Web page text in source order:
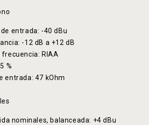
entrada: -40 dBu
-12 dB a +12 dB
frecuencia: RIAA
%
entrada: 47 kOhm
nominales, balanceada: +4 dBu